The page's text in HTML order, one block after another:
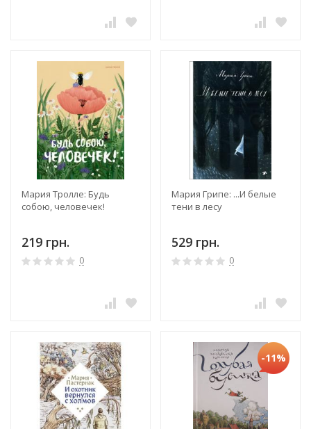
Мария Тролле: Будь
собою, человечек!
219 грн.
0
Мария Грипе: ...И белые
тени в лесу
529 грн.
0
-11%